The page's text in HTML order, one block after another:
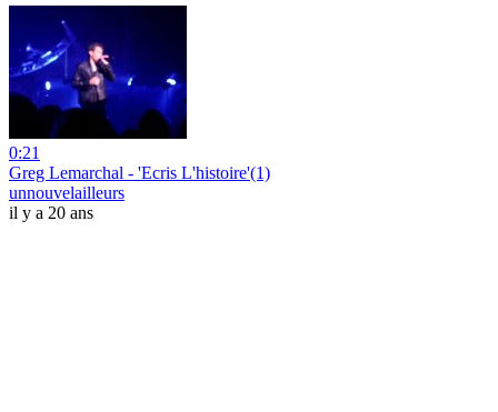
0:21
Greg Lemarchal - 'Ecris L'histoire'(1)
unnouvelailleurs
il y a 20 ans